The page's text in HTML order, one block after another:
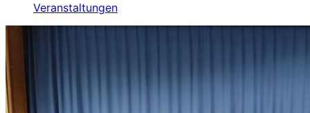
Veranstaltungen